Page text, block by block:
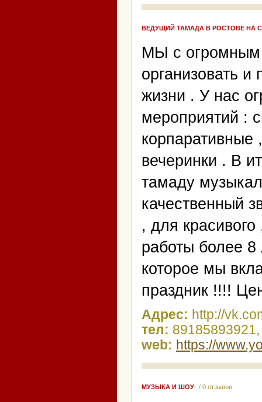
ВЕДУЩИЙ ТАМАДА В РОСТОВЕ НА
МЫ с огромным
организовать
жизни . У нас
мероприятий :
корпаративные
вечеринки . В
тамаду
качественный
, для
работы более
которое мы
праздник !!!!
Адрес: http://
тел:
web: https://
МУЗЫКА И ШОУ / 0 отзывов